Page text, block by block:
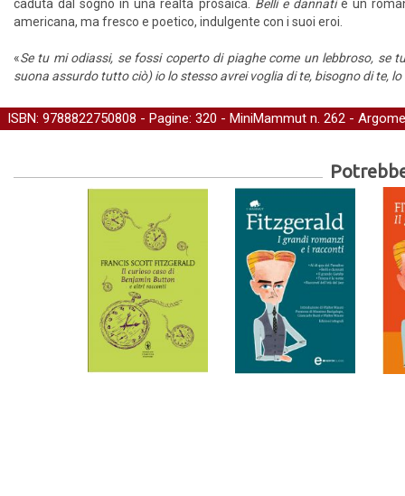
caduta dal sogno in una realtà prosaica. Belli e dannatiè un
americana, ma fresco e poetico, indulgente con i suoi eroi.
«Se tu mi odiassi, se fossi coperto di piaghe come un lebbroso, se
suona assurdo tutto ciò) io lo stesso avrei voglia di te, bisogno di te,
ISBN: 9788822750808 - Pagine: 320 - MiniMammut n. 262 -